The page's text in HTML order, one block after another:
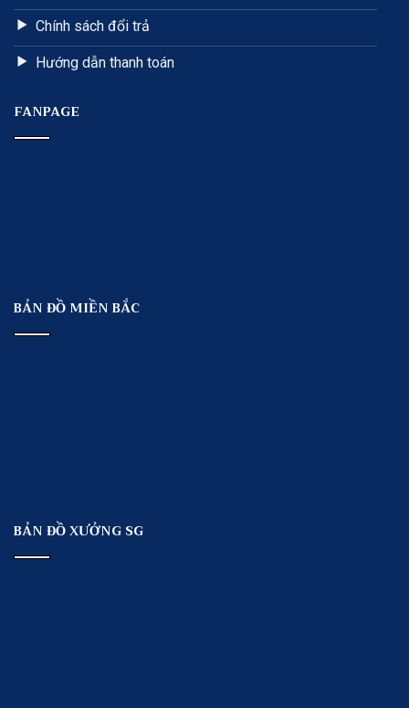
Chính sách đổi trả
Hướng dẫn thanh toán
FANPAGE
BẢN ĐỒ MIỀN BẮC
BẢN ĐỒ XƯỞNG SG